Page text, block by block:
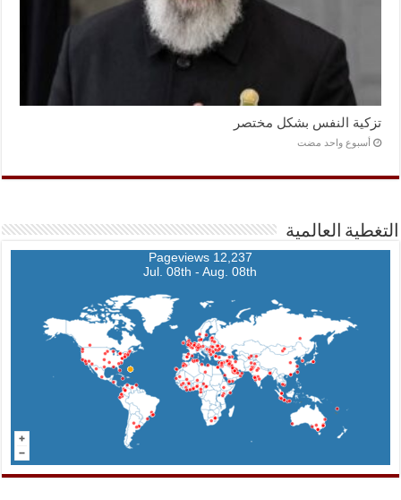
تزكية النفس بشكل مختصر
‏أسبوع واحد مضت
التغطية العالمية
12,237 Pageviews
Jul. 08th - Aug. 08th